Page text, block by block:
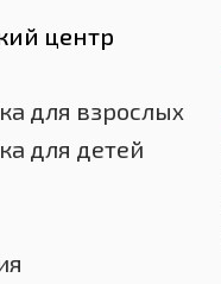
центр
для взрослых
для детей